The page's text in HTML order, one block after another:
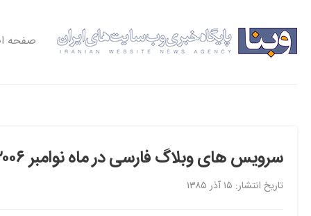
صفحه
سرویس های وبلاگ فارسی در ماه نوامبر ۲۰۰۶
تاریخ انتشار: ۱۵ آذر ۱۳۸۵